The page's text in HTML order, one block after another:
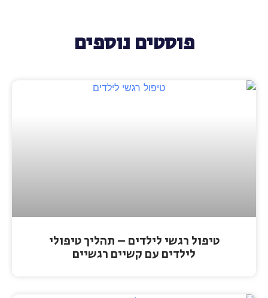
פוסטים נוספים
טיפול רגשי לילדים – תהליך טיפולי
לילדים עם קשיים רגשיים